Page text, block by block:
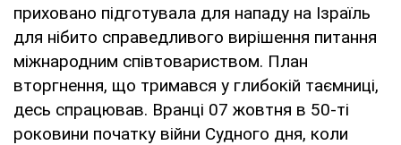
приховано підготувала для нападу на Ізраїль
для нібито справедливого вирішення питання
міжнародним співтовариством. План
вторгнення, що тримався у глибокій таємниці,
десь спрацював. Вранці 07 жовтня в 50-ті
роковини початку війни Судного дня, коли